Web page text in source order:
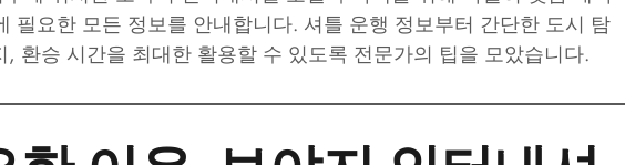
필요한 모든 정보를 안내합니다. 셔틀 운행 정보부터 간단한 도시 탐
환승 시간을 최대한 활용할 수 있도록 전문가의 팁을 모았습니다.